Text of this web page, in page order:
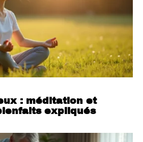
: méditation et
expliqués